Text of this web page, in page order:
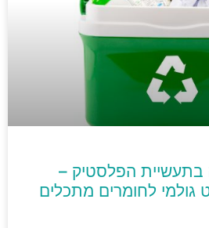
בתעשיית הפלסטיק –
לחומרים מתכלים